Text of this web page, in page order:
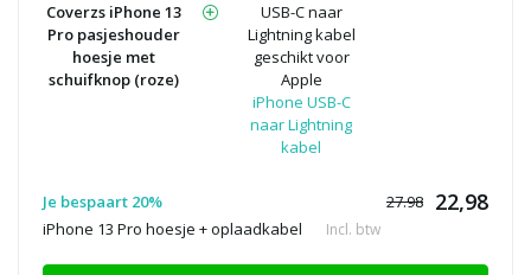
Coverzs iPhone 13
Pro pasjeshouder
hoesje met
schuifknop (roze)
USB-C naar
Lightning kabel
geschikt voor
Apple
iPhone USB-C
naar Lightning
kabel
Je bespaart 20% 27.98 22,98
iPhone 13 Pro hoesje + oplaadkabel Incl. btw